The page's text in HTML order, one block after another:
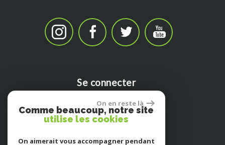
Se connecter
Espace propriètaire
On en reste là
Comme beaucoup, notre site
utilise les cookies
On aimerait vous accompagner pendant